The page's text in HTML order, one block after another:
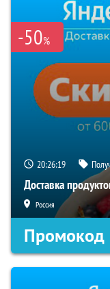
-50%
20:26:18
Доставка
Россия
Промокод